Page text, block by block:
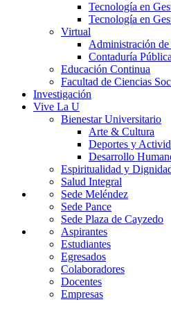
Tecnología en
Tecnología en
Virtual
Administración de
Contaduría Pública
Educación Continua
Facultad de Ciencias
Investigación
Vive La U
Bienestar Universitario
Arte & Cultura
Deportes y
Desarrollo
Espiritualidad y
Salud Integral
Sede Meléndez
Sede Pance
Sede Plaza de Cayzedo
Aspirantes
Estudiantes
Egresados
Colaboradores
Docentes
Empresas